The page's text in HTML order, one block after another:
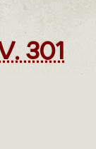
301